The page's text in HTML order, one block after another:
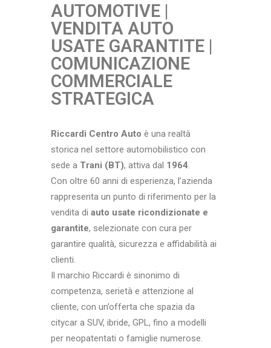
AUTOMOTIVE |
VENDITA AUTO
USATE GARANTITE |
COMUNICAZIONE
COMMERCIALE
STRATEGICA
Riccardi Centro Auto è una realtà
storica nel settore automobilistico con
sede a Trani (BT), attiva dal 1964.
Con oltre 60 anni di esperienza, l’azienda
rappresenta un punto di riferimento per la
vendita di auto usate ricondizionate e
garantite, selezionate con cura per
garantire qualità, sicurezza e affidabilità ai
clienti.
Il marchio Riccardi è sinonimo di
competenza, serietà e attenzione al
cliente, con un’offerta che spazia da
citycar a SUV, ibride, GPL, fino a modelli
per neopatentati o famiglie numerose.